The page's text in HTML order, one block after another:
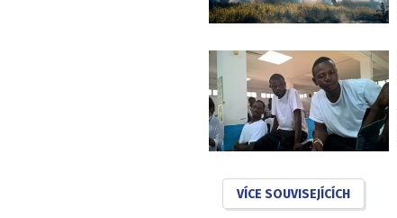
VÍCE SOUVISEJÍCÍCH